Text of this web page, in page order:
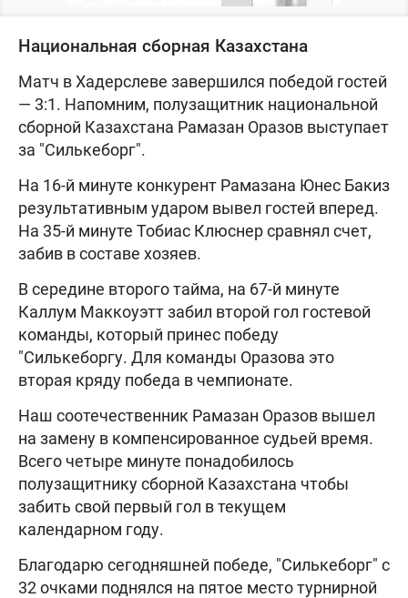
Национальная сборная Казахстана
Матч в Хадерслеве завершился победой гостей
— 3:1. Напомним, полузащитник национальной
сборной Казахстана Рамазан Оразов выступает
за "Силькеборг".
На 16-й минуте конкурент Рамазана Юнес Бакиз
результативным ударом вывел гостей вперед.
На 35-й минуте Тобиас Клюснер сравнял счет,
забив в составе хозяев.
В середине второго тайма, на 67-й минуте
Каллум Маккоуэтт забил второй гол гостевой
команды, который принес победу
"Силькеборгу. Для команды Оразова это
вторая кряду победа в чемпионате.
Наш соотечественник Рамазан Оразов вышел
на замену в компенсированное судьей время.
Всего четыре минуте понадобилось
полузащитнику сборной Казахстана чтобы
забить свой первый гол в текущем
календарном году.
Благодарю сегодняшней победе, "Силькеборг" с
32 очками поднялся на пятое место турнирной